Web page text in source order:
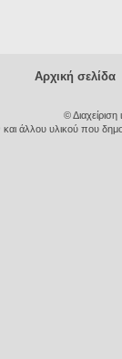
Αρχική σελίδα
©
άλλου υλικού που